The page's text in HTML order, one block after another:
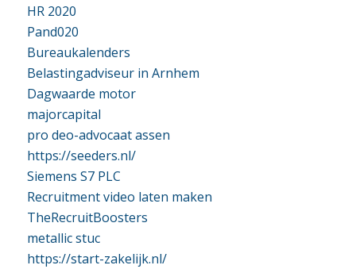
HR 2020
Pand020
Bureaukalenders
Belastingadviseur in Arnhem
Dagwaarde motor
majorcapital
pro deo-advocaat assen
https://seeders.nl/
Siemens S7 PLC
Recruitment video laten maken
TheRecruitBoosters
metallic stuc
https://start-zakelijk.nl/